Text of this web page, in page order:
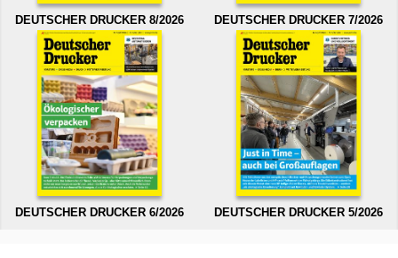
DEUTSCHER DRUCKER 8/2026 DEUTSCHER DRUCKER 7/2026
DEUTSCHER DRUCKER 6/2026 DEUTSCHER DRUCKER 5/2026